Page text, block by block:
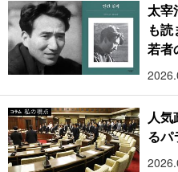
太宰
も読
若者
人気
るパ